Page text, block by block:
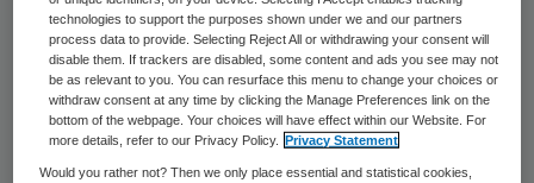
rechter verbiedt Menzis de wettelijke regeling
toe te passen zolang deze nog niet verder is
uitgebreid naar de langdurige zorg.
Lees verder
technologies to support the purposes shown under we and our partners
process data to provide. Selecting Reject All or withdrawing your consent will
disable them. If trackers are disabled, some content and ads you see may not
be as relevant to you. You can resurface this menu to change your choices or
withdraw consent at any time by clicking the Manage Preferences link on the
bottom of the webpage. Your choices will have effect within our Website. For
more details, refer to our Privacy Policy.
Privacy Statement
Would you rather not? Then we only place essential and statistical cookies,